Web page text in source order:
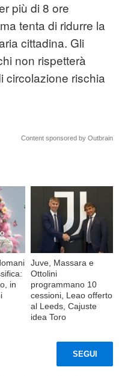
più di 8 ore
tenta di ridurre la
cittadina. Gli
non rispetterà
circolazione rischia
Content sponsored by Outbrain
in
Juve, Massara e
Ottolini
programmano 10
cessioni, Leao offerto
al Leeds, Cajuste
idea Toro
SEGUI